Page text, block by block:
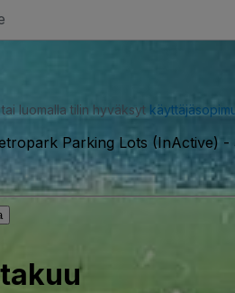
luomalla tilin hyväksyt
Parking Lots (InActive) -